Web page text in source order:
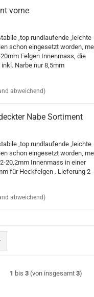
vorne
,top rundlaufende ,leichte
schon eingesetzt worden,
Felgen Innenmass, die
Narbe nur 8,5mm
abweichend)
Nabe Sortiment
,top rundlaufende ,leichte
schon eingesetzt worden,
20,2mm Innenmass in einer
für Heckfelgen . Lieferung 2
abweichend)
1 bis 3 (von insgesamt 3)